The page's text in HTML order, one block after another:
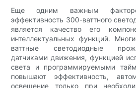
Еще одним важным
эффективность 300-ваттного
является качество его
интеллектуальных функций.
ваттные светодиодные
датчиками движения, функцией
света и программируемыми
повышают эффективность,
освещение только при